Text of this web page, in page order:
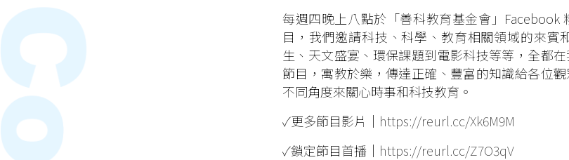
每週四晚上八點於「善科教育基金會」
目，我們邀請科技、科學、教育相關領域的來
生、天文盛宴、環保課題到電影科技等等，全都
節目，寓教於樂，傳達正確、豐富的知識給各位
不同角度來關心時事和科技教育。
✓更多節目影片｜ https://reurl.cc/Xk6M9M
✓鎖定節目首播｜ https://reurl.cc/Z7O3qV